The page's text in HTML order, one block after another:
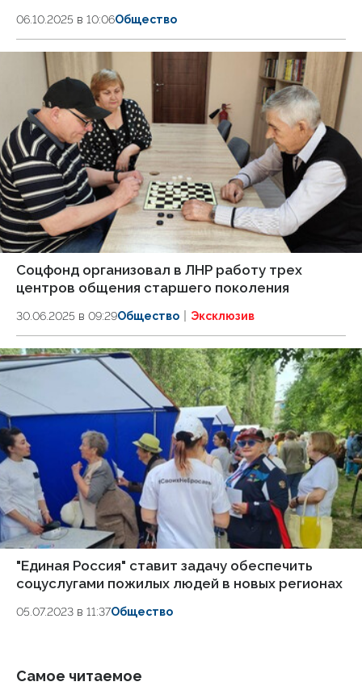
06.10.2025 в 10:06Общество
Соцфонд организовал в ЛНР работу трех
центров общения старшего поколения
30.06.2025 в 09:29Общество Эксклюзив
"Единая Россия" ставит задачу обеспечить
соцуслугами пожилых людей в новых регионах
05.07.2023 в 11:37Общество
Самое читаемое